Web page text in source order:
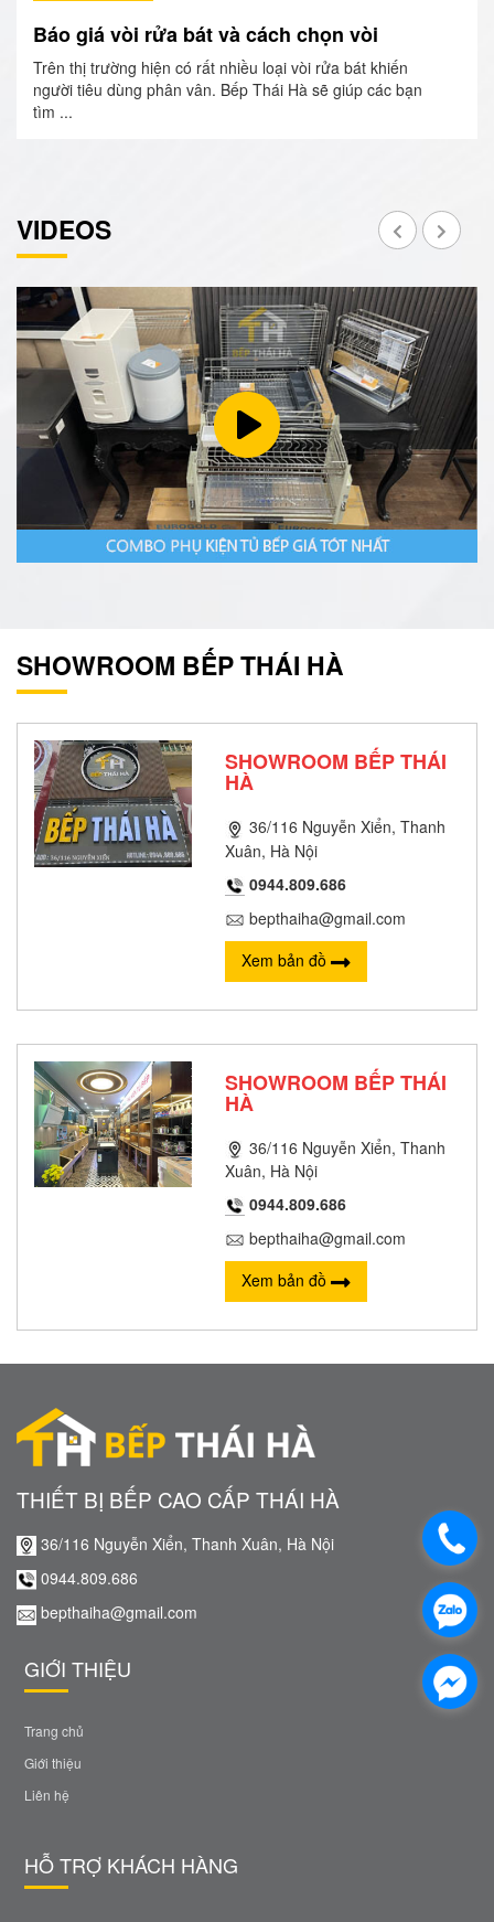
Báo giá vòi rửa bát và cách chọn vòi
Trên thị trường hiện có rất nhiều loại vòi rửa bát khiến
người tiêu dùng phân vân. Bếp Thái Hà sẽ giúp các bạn
tìm ...
VIDEOS
SHOWROOM BẾP THÁI HÀ
SHOWROOM BẾP THÁI
HÀ
36/116 Nguyễn Xiển, Thanh
Xuân, Hà Nội
0944.809.686
bepthaiha@gmail.com
Xem bản đồ
SHOWROOM BẾP THÁI
HÀ
36/116 Nguyễn Xiển, Thanh
Xuân, Hà Nội
0944.809.686
bepthaiha@gmail.com
Xem bản đồ
THIẾT BỊ BẾP CAO CẤP THÁI HÀ
36/116 Nguyễn Xiển, Thanh Xuân, Hà Nội
0944.809.686
bepthaiha@gmail.com
GIỚI THIỆU
Trang chủ
Giới thiệu
Liên hệ
HỖ TRỢ KHÁCH HÀNG